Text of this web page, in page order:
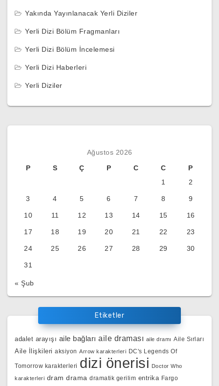
Yakında Yayınlanacak Yerli Diziler
Yerli Dizi Bölüm Fragmanları
Yerli Dizi Bölüm İncelemesi
Yerli Dizi Haberleri
Yerli Diziler
Ağustos 2026
P
S Ç P C C
P
1
2
3 4 5 6 7 8 9
10 11 12 13 14 15 16
17 18 19 20 21 22 23
24 25 26 27 28 29 30
31
« Şub
Etiketler
adalet arayışı aile bağları aile draması aile dramı Aile Sırları
Aile İlişkileri aksiyon Arrow karakterleri DC's Legends Of
Tomorrow karakterleri dizi önerisi Doctor Who
karakterleri dram drama dramatik gerilim entrika Fargo